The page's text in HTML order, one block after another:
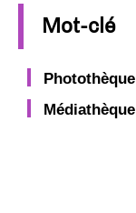
Mot-clé
Photothèque
Médiathèque